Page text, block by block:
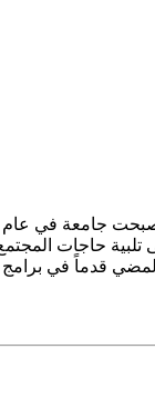
حاجات
قدماً في